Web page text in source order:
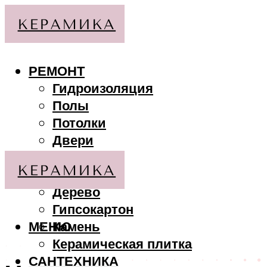
РЕМОНТ
Гидроизоляция
Полы
Потолки
Двери
МАТЕРИАЛЫ
Дерево
Гипсокартон
Камень
Керамическая плитка
САНТЕХНИКА
МЕНЮ